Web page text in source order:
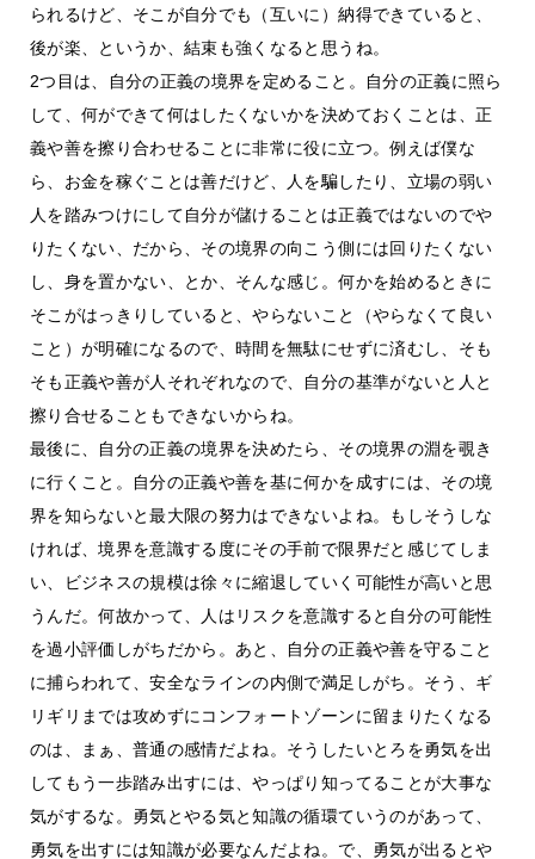
られるけど、そこが自分でも（互いに）納得できていると、
後が楽、というか、結束も強くなると思うね。
2つ目は、自分の正義の境界を定めること。自分の正義に照ら
して、何ができて何はしたくないかを決めておくことは、正
義や善を擦り合わせることに非常に役に立つ。例えば僕な
ら、お金を稼ぐことは善だけど、人を騙したり、立場の弱い
人を踏みつけにして自分が儲けることは正義ではないのでや
りたくない、だから、その境界の向こう側には回りたくない
し、身を置かない、とか、そんな感じ。何かを始めるときに
そこがはっきりしていると、やらないこと（やらなくて良い
こと）が明確になるので、時間を無駄にせずに済むし、そも
そも正義や善が人それぞれなので、自分の基準がないと人と
擦り合せることもできないからね。
最後に、自分の正義の境界を決めたら、その境界の淵を覗き
に行くこと。自分の正義や善を基に何かを成すには、その境
界を知らないと最大限の努力はできないよね。もしそうしな
ければ、境界を意識する度にその手前で限界だと感じてしま
い、ビジネスの規模は徐々に縮退していく可能性が高いと思
うんだ。何故かって、人はリスクを意識すると自分の可能性
を過小評価しがちだから。あと、自分の正義や善を守ること
に捕らわれて、安全なラインの内側で満足しがち。そう、ギ
リギリまでは攻めずにコンフォートゾーンに留まりたくなる
のは、まぁ、普通の感情だよね。そうしたいとろを勇気を出
してもう一歩踏み出すには、やっぱり知ってることが大事な
気がするな。勇気とやる気と知識の循環ていうのがあって、
勇気を出すには知識が必要なんだよね。で、勇気が出るとや